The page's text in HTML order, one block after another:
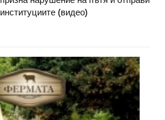
(видео)